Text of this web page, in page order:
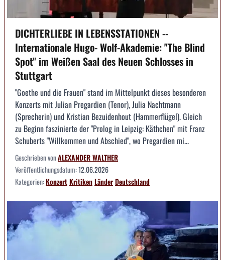
DICHTERLIEBE IN LEBENSSTATIONEN --
Internationale Hugo- Wolf-Akademie: "The Blind
Spot" im Weißen Saal des Neuen Schlosses in
Stuttgart
"Goethe und die Frauen" stand im Mittelpunkt dieses besonderen
Konzerts mit Julian Pregardien (Tenor), Julia Nachtmann
(Sprecherin) und Kristian Bezuidenhout (Hammerflügel). Gleich
zu Beginn faszinierte der "Prolog in Leipzig: Käthchen" mit Franz
Schuberts "Willkommen und Abschied", wo Pregardien mi...
Geschrieben vonALEXANDER WALTHER
Veröffentlichungsdatum:12.06.2026
Kategorien:KonzertKritikenLänderDeutschland